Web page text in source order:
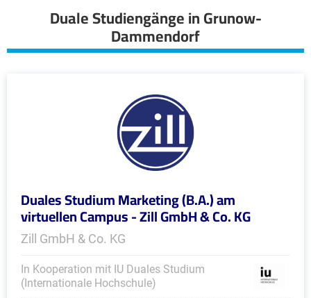
Duale Studiengänge in Grunow-
Dammendorf
Duales Studium Marketing (B.A.) am
virtuellen Campus - Zill GmbH & Co. KG
Zill GmbH & Co. KG
In Kooperation mit IU Duales Studium
(Internationale Hochschule)